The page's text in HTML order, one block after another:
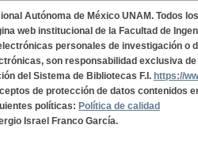
Autónoma de México UNAM. Todos
web institucional de la Facultad de
personales de investigación o
son responsabilidad exclusiva
del Sistema de Bibliotecas F.I. https://
de protección de datos contenidos
políticas: Política de calidad
Israel Franco García.